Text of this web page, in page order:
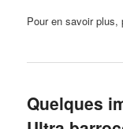
Pour en savoir
Quelques